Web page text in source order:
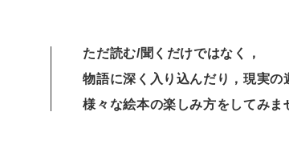
ただ読む/聞くだけではなく，
物語に深く入り込んだり，現実の
様々な絵本の楽しみ方をしてみま